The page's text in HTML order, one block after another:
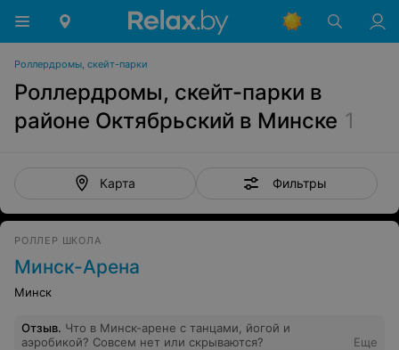
Роллердромы, скейт-парки
Роллердромы, скейт-парки в
районе Октябрьский в Минске 1
Карта Фильтры
РОЛЛЕР ШКОЛА
Минск-Арена
Минск
Отзыв. Что в Минск-арене с танцами, йогой и
аэробикой? Совсем нет или скрываются?
Еще